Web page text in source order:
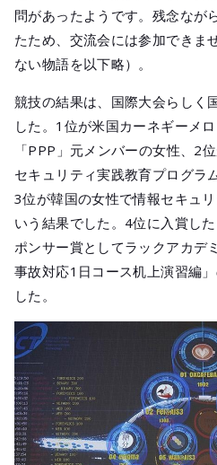
問があったようです。残念なが
たため、交流会には参加できま
ない物語を以下略）。
競技の結果は、国際大会らしく
した。1位が米国カーネギーメ
「PPP」元メンバーの女性、2
セキュリティ実践教育プログラ
3位が韓国の女性で情報セキュ
いう結果でした。4位に入賞し
ポンサー賞としてラックアカデ
事故対応1日コース机上演習編
した。